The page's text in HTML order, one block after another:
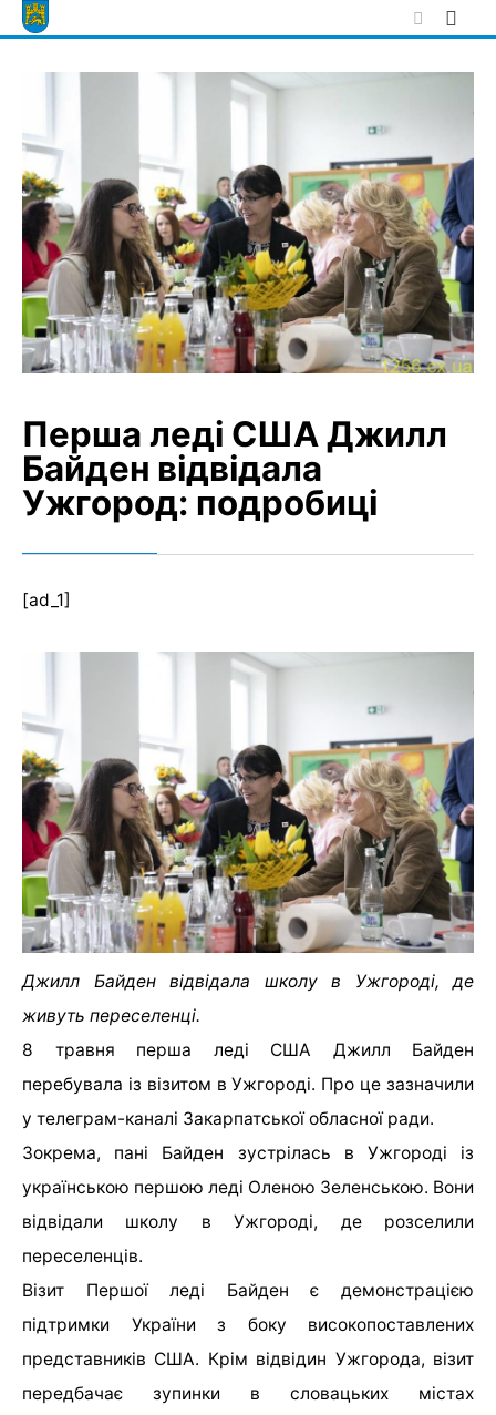
Skip
to
Перша леді США Джилл
Байден відвідала
Ужгород: подробиці
[ad_1]
Джилл Байден відвідала школу в Ужгороді, де
живуть переселенці.
8 травня перша леді США Джилл Байден
перебувала із візитом в Ужгороді. Про це зазначили
у телеграм-каналі Закарпатської обласної ради.
Зокрема, пані Байден зустрілась в Ужгороді із
українською першою леді Оленою Зеленською. Вони
відвідали школу в Ужгороді, де розселили
переселенців.
Візит Першої леді Байден є демонстрацією
підтримки України з боку високопоставлених
представників США. Крім відвідин Ужгорода, візит
передбачає зупинки в словацьких містах